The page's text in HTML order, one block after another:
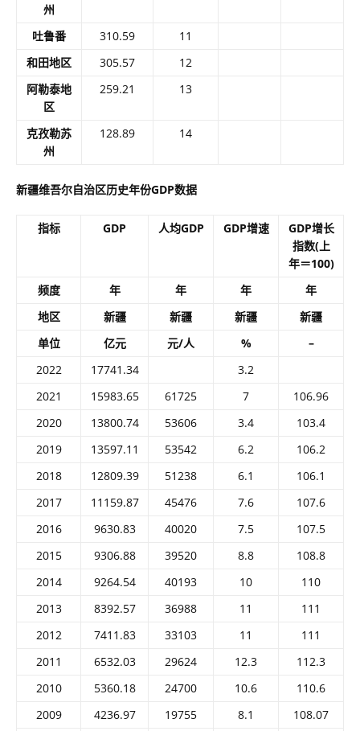
州
吐鲁番 310.59
11
和田地区
305.57
12
阿勒泰地
区
259.21 13
克孜勒苏
州
128.89 14
新疆维吾尔自治区历史年份GDP数据
指标 GDP 人均GDP GDP增速
GDP增长
指数(上
年＝100)
频度
年 年 年
年
地区
新疆 新疆 新疆
新疆
单位
亿元 元/人 %
–
2022
17741.34
3.2
2021
15983.65 61725 7
106.96
2020
13800.74 53606 3.4
103.4
2019
13597.11 53542 6.2
106.2
2018
12809.39 51238 6.1
106.1
2017
11159.87 45476 7.6
107.6
2016
9630.83 40020 7.5
107.5
2015
9306.88 39520 8.8
108.8
2014
9264.54 40193 10
110
2013
8392.57 36988 11
111
2012
7411.83 33103 11
111
2011
6532.03 29624 12.3
112.3
2010
5360.18 24700 10.6
110.6
2009
4236.97 19755 8.1 108.07